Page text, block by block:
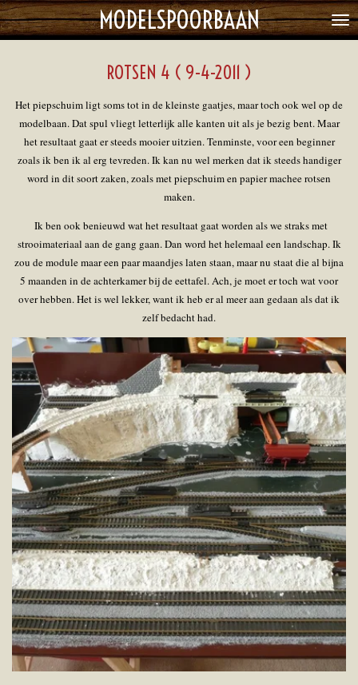
Ga
direct
MODELSPOORBAAN
ROTSEN 4 ( 9-4-2011 )
Het piepschuim ligt soms tot in de kleinste gaatjes, maar toch ook wel op de
modelbaan. Dat spul vliegt letterlijk alle kanten uit als je bezig bent. Maar
het resultaat gaat er steeds mooier uitzien. Tenminste, voor een beginner
zoals ik ben ik al erg tevreden. Ik kan nu wel merken dat ik steeds handiger
word in dit soort zaken, zoals met piepschuim en papier machee rotsen
maken.
Ik ben ook benieuwd wat het resultaat gaat worden als we straks met
strooimateriaal aan de gang gaan. Dan word het helemaal een landschap. Ik
zou de module maar een paar maandjes laten staan, maar nu staat die al bijna
5 maanden in de achterkamer bij de eettafel. Ach, je moet er toch wat voor
over hebben. Het is wel lekker, want ik heb er al meer aan gedaan als dat ik
zelf bedacht had.